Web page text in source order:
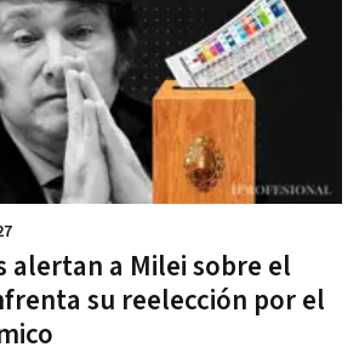
alertan a Milei sobre el
su reelección por el